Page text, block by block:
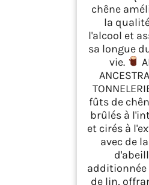
chêne
la
l'alcool et
sa longue
vie.
fûts de
brûlés à
et cirés à
avec de
additionnée
de lin,